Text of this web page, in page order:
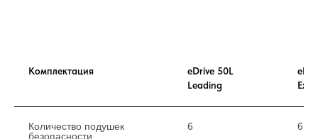
Комплектация
eDrive 50L
Leading
Количество подушек
безопасности
6 6